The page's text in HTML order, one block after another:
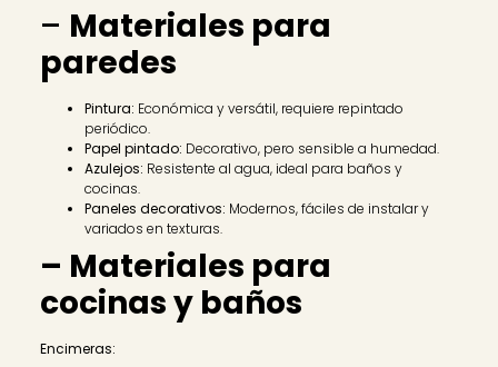
– Materiales para
paredes
Pintura: Económica y versátil, requiere repintado
periódico.
Papel pintado: Decorativo, pero sensible a humedad.
Azulejos: Resistente al agua, ideal para baños y
cocinas.
Paneles decorativos: Modernos, fáciles de instalar y
variados en texturas.
– Materiales para
cocinas y baños
Encimeras: